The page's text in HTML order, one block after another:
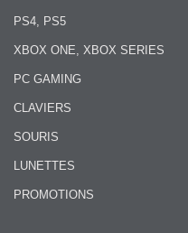
PS4, PS5
XBOX ONE, XBOX SERIES
PC GAMING
CLAVIERS
SOURIS
LUNETTES
PROMOTIONS